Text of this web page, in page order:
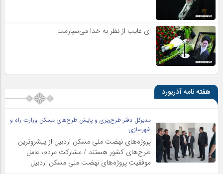
ای غایب از نظر به خدا می‌سپارمت
هفته نامه آذریورد
مدیرکل دفتر طرح‌ریزی و پایش طرح‌های مسکن وزارت راه و
شهرسازی:
پروژه‌های نهضت ملی مسکن اردبیل از پیشروترین
طرح‌های کشور هستند / مشارکت مردم، عامل
موفقیت پروژه‌های نهضت ملی مسکن اردبیل